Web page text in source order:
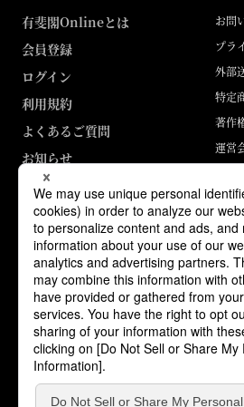
有斐閣Onlineとは
会員登録
ログイン
利用規約
よくあるご質問
お知らせ
お問
プラ
外部
特定
著作
運営
ABJマークは、この電子書店・電子書籍
テンツ使用許諾を得た正規版配信サー
番号 第6091713号）です。詳しくは［